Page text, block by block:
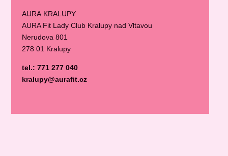
AURA KRALUPY
AURA Fit Lady Club Kralupy nad Vltavou
Nerudova 801
278 01 Kralupy
tel.: 771 277 040
kralupy@aurafit.cz